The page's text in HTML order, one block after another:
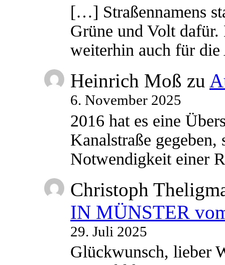
[…] Straßennamens
Grüne und Volt
weiterhin auch für
Heinrich Moß zu
6. November 2025
2016 hat es eine
Kanalstraße
Notwendigkeit einer
Christoph
IN MÜNSTER
29. Juli 2025
Glückwunsch, lieber